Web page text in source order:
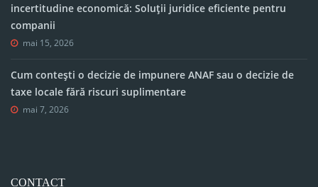
incertitudine economică: Soluții juridice eficiente pentru
companii
mai 15, 2026
Cum contești o decizie de impunere ANAF sau o decizie de
taxe locale fără riscuri suplimentare
mai 7, 2026
CONTACT